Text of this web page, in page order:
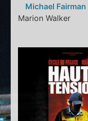
Michael Fairman
Marion Walker